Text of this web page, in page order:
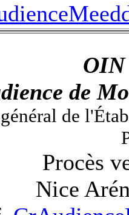
OIN
de
de
Procès
Nice